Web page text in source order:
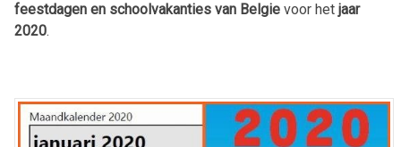
feestdagen en schoolvakanties van Belgie voor het jaar
2020.